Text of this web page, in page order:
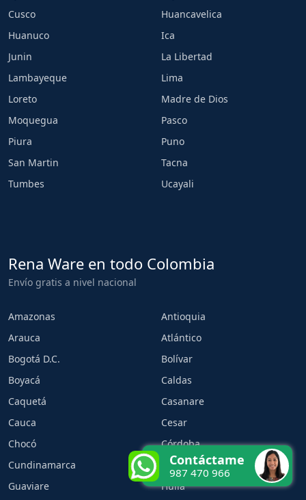
Cusco
Huancavelica
Huanuco
Ica
Junin
La Libertad
Lambayeque
Lima
Loreto
Madre de Dios
Moquegua
Pasco
Piura
Puno
San Martin
Tacna
Tumbes
Ucayali
Rena Ware en todo Colombia
Envío gratis a nivel nacional
Amazonas
Antioquia
Arauca
Atlántico
Bogotá D.C.
Bolívar
Boyacá
Caldas
Caquetá
Casanare
Cauca
Cesar
Chocó
Córdoba
Cundinamarca
Guainía
Guaviare
Huila
Contáctame
987 470 966